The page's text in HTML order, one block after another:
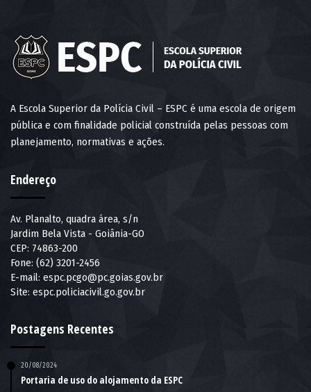
A Escola Superior da Polícia Civil – ESPC é uma escola de origem
pública e com finalidade policial construída pelas pessoas com
planejamento, normativas e ações.
Endereço
Av. Planalto, quadra área, s/n
Jardim Bela Vista - Goiânia-GO
CEP: 74863-200
Fone: (62) 3201-2456
E-mail: espc.pcgo@pc.goias.gov.br
Site: espc.policiacivil.go.gov.br
Postagens Recentes
20/08/2024
Portaria de uso do alojamento da ESPC